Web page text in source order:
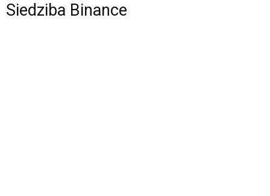
Siedziba Binance